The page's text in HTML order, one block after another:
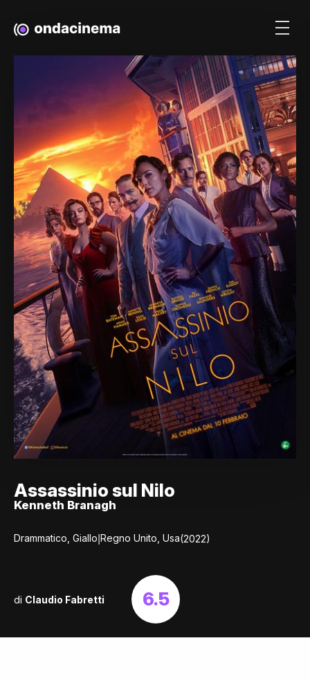
Assassinio sul Nilo
Kenneth Branagh
Drammatico, Giallo|Regno Unito, Usa(2022)
di Claudio Fabretti 6.5